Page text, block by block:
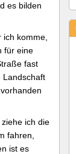
es bilden
komme,
für eine
fast
Landschaft
ich die
fahren,
ist es